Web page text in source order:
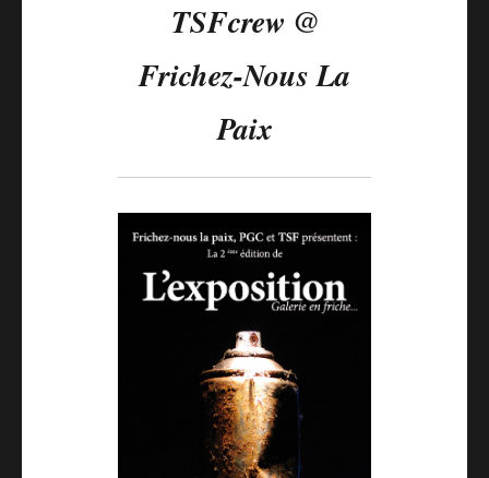
TSFcrew @
Frichez-Nous La
Paix